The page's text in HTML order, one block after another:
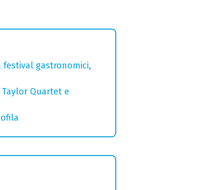
festival gastronomici,
Quartet e